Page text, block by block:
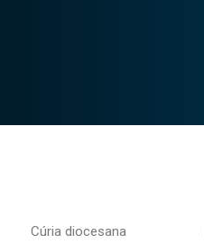
Cúria diocesana